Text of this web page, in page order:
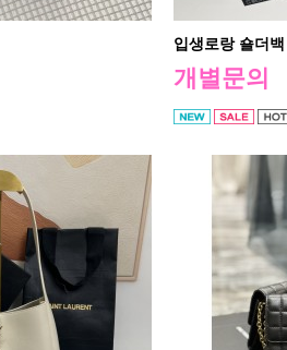
입생로랑 숄더백
개별문의